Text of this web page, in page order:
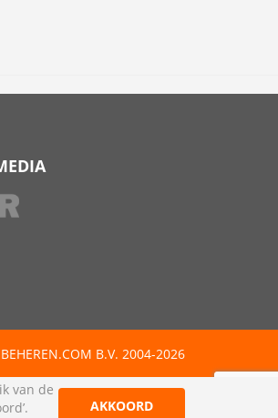
B.V. 2004-2026
van de
AKKOORD